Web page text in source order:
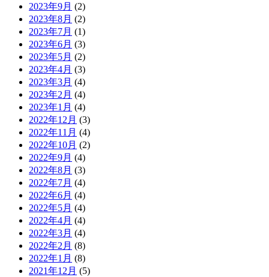
2023年9月 (2)
2023年8月 (2)
2023年7月 (1)
2023年6月 (3)
2023年5月 (2)
2023年4月 (3)
2023年3月 (4)
2023年2月 (4)
2023年1月 (4)
2022年12月 (3)
2022年11月 (4)
2022年10月 (2)
2022年9月 (4)
2022年8月 (3)
2022年7月 (4)
2022年6月 (4)
2022年5月 (4)
2022年4月 (4)
2022年3月 (4)
2022年2月 (8)
2022年1月 (8)
2021年12月 (5)